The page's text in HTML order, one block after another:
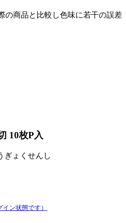
の商品と比較し色味に若干の誤差
10枚P入
ぎょくせんし
イン状態です）